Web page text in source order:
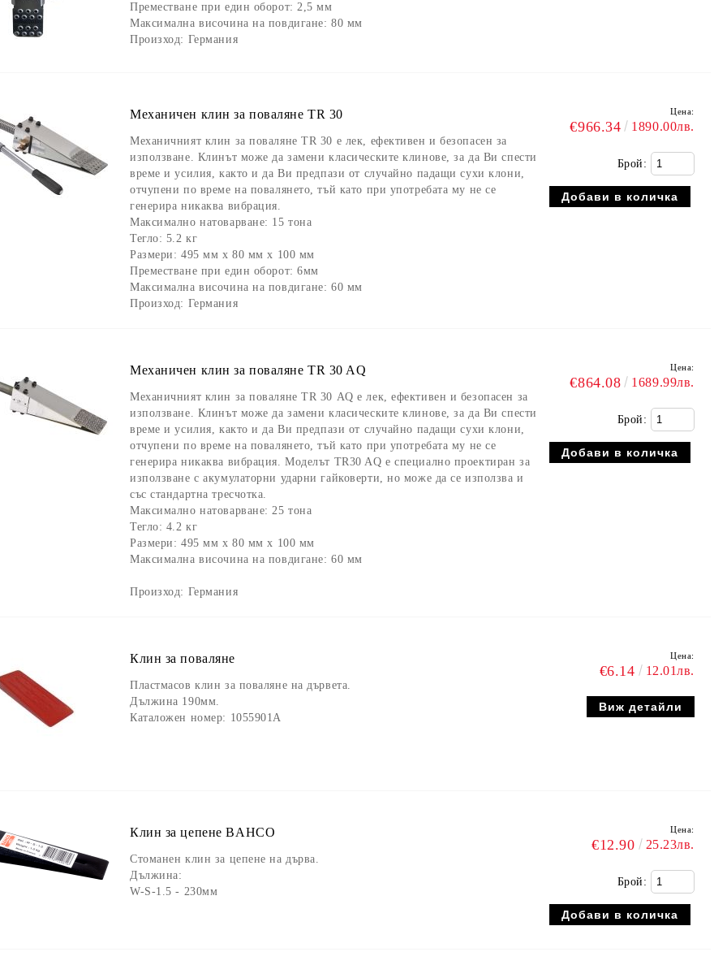
Преместване при един оборот: 2,5 мм
Максимална височина на повдигане: 80 мм
Произход: Германия
Механичен клин за поваляне TR 30
Механичният клин за поваляне TR 30 е лек, ефективен и безопасен за
използване. Клинът може да замени класическите клинове, за да Ви спести
време и усилия, както и да Ви предпази от случайно падащи сухи клони,
отчупени по време на повалянето, тъй като при употребата му не се
генерира никаква вибрация.
Максимално натоварване: 15 тона
Тегло: 5.2 кг
Размери: 495 мм х 80 мм х 100 мм
Преместване при един оборот: 6мм
Максимална височина на повдигане: 60 мм
Произход: Германия
Цена:
€966.34 1890.00лв.
Брой:
Механичен клин за поваляне TR 30 AQ
Механичният клин за поваляне TR 30 AQ е лек, ефективен и безопасен за
използване. Клинът може да замени класическите клинове, за да Ви спести
време и усилия, както и да Ви предпази от случайно падащи сухи клони,
отчупени по време на повалянето, тъй като при употребата му не се
генерира никаква вибрация. Моделът TR30 AQ е специално проектиран за
използване с акумулаторни ударни гайковерти, но може да се използва и
със стандартна тресчотка.
Максимално натоварване: 25 тона
Тегло: 4.2 кг
Размери: 495 мм х 80 мм х 100 мм
Максимална височина на повдигане: 60 мм
Произход: Германия
Цена:
€864.08 1689.99лв.
Брой:
Клин за поваляне
Пластмасов клин за поваляне на дървета.
Дължина 190мм.
Каталожен номер: 1055901А
Цена:
€6.14 12.01лв.
Виж детайли
Клин за цепене BAHCO
Стоманен клин за цепене на дърва.
Дължина:
W-S-1.5 - 230мм
Цена:
€12.90 25.23лв.
Брой: